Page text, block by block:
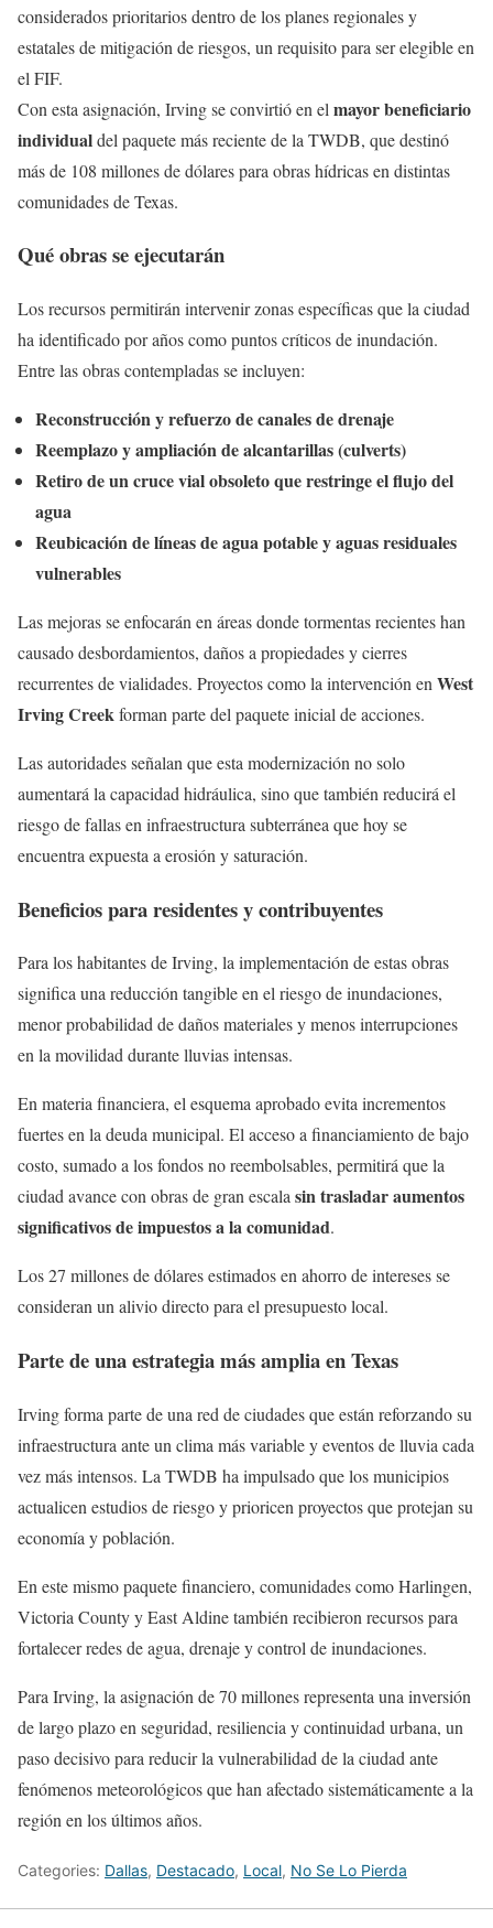
considerados prioritarios dentro de los planes regionales y
estatales de mitigación de riesgos, un requisito para ser elegible en
el FIF.
Con esta asignación, Irving se convirtió en el mayor beneficiario
individualdel paquete más reciente de la TWDB, que destinó
más de 108 millones de dólares para obras hídricas en distintas
comunidades de Texas.
Qué obras se ejecutarán
Los recursos permitirán intervenir zonas específicas que la ciudad
ha identificado por años como puntos críticos de inundación.
Entre las obras contempladas se incluyen:
Reconstrucción y refuerzo de canales de drenaje
Reemplazo y ampliación de alcantarillas (culverts)
Retiro de un cruce vial obsoleto que restringe el flujo del
agua
Reubicación de líneas de agua potable y aguas residuales
vulnerables
Las mejoras se enfocarán en áreas donde tormentas recientes han
causado desbordamientos, daños a propiedades y cierres
recurrentes de vialidades. Proyectos como la intervención en West
Irving Creekforman parte del paquete inicial de acciones.
Las autoridades señalan que esta modernización no solo
aumentará la capacidad hidráulica, sino que también reducirá el
riesgo de fallas en infraestructura subterránea que hoy se
encuentra expuesta a erosión y saturación.
Beneficios para residentes y contribuyentes
Para los habitantes de Irving, la implementación de estas obras
significa una reducción tangible en el riesgo de inundaciones,
menor probabilidad de daños materiales y menos interrupciones
en la movilidad durante lluvias intensas.
En materia financiera, el esquema aprobado evita incrementos
fuertes en la deuda municipal. El acceso a financiamiento de bajo
costo, sumado a los fondos no reembolsables, permitirá que la
ciudad avance con obras de gran escalasin trasladar aumentos
significativos de impuestos a la comunidad.
Los 27 millones de dólares estimados en ahorro de intereses se
consideran un alivio directo para el presupuesto local.
Parte de una estrategia más amplia en Texas
Irving forma parte de una red de ciudades que están reforzando su
infraestructura ante un clima más variable y eventos de lluvia cada
vez más intensos. La TWDB ha impulsado que los municipios
actualicen estudios de riesgo y prioricen proyectos que protejan su
economía y población.
En este mismo paquete financiero, comunidades como Harlingen,
Victoria County y East Aldine también recibieron recursos para
fortalecer redes de agua, drenaje y control de inundaciones.
Para Irving, la asignación de 70 millones representa una inversión
de largo plazo en seguridad, resiliencia y continuidad urbana, un
paso decisivo para reducir la vulnerabilidad de la ciudad ante
fenómenos meteorológicos que han afectado sistemáticamente a la
región en los últimos años.
Categories: Dallas, Destacado, Local, No Se Lo Pierda